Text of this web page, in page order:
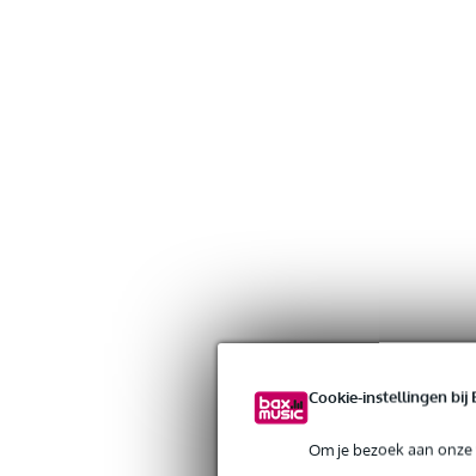
Cookie-instellingen bij
Om je bezoek aan